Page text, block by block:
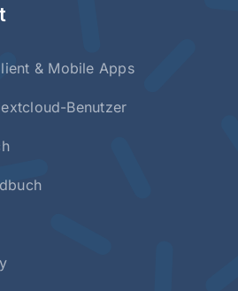
& Mobile Apps
Benutzer